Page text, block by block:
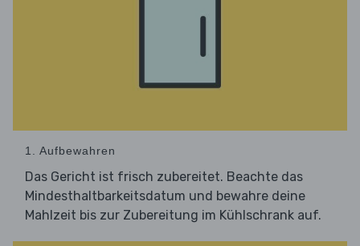
1. Aufbewahren
Das Gericht ist frisch zubereitet. Beachte das
Mindesthaltbarkeitsdatum und bewahre deine
Mahlzeit bis zur Zubereitung im Kühlschrank auf.